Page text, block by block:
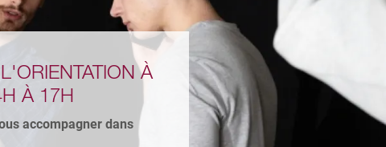
?
MÉTIER ?
le Bachelor
pour toi